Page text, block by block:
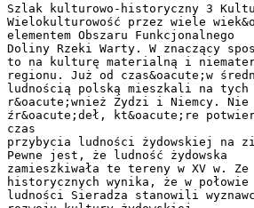
Szlak kulturowo-historyczny 3
Wielokulturowość przez wiele
elementem Obszaru Funkcjonalnego
Doliny Rzeki Warty. W znaczący
to na kulturę materialną i
regionu. Już od czas&oacute;w
ludnością polską mieszkali na tych
r&oacute;wnież Żydzi i Niemcy. Nie
źr&oacute;deł, kt&oacute;re
czas
przybycia ludności żydowskiej na
Pewne jest, że ludność żydowska
zamieszkiwała te tereny w XV w. Ze
historycznych wynika, że w połowie
ludności Sieradza stanowili